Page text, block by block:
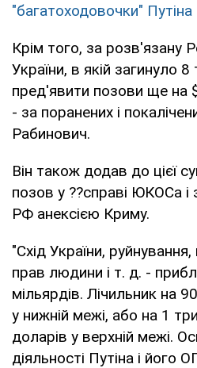
"багатоходовочки"
Крім того, за розв'язану
України, в якій загинуло
пред'явити позови ще на
- за поранених і
Рабинович.
Він також додав до цієї
позов у ??справі ЮКОСа і
РФ анексією Криму.
"Схід України,
прав людини і т. д. -
мільярдів. Лічильник на
у нижній межі, або на 1
доларів у верхній межі.
діяльності Путіна і його